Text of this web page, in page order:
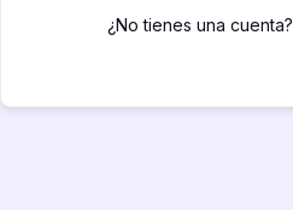
¿No tienes una cuenta?